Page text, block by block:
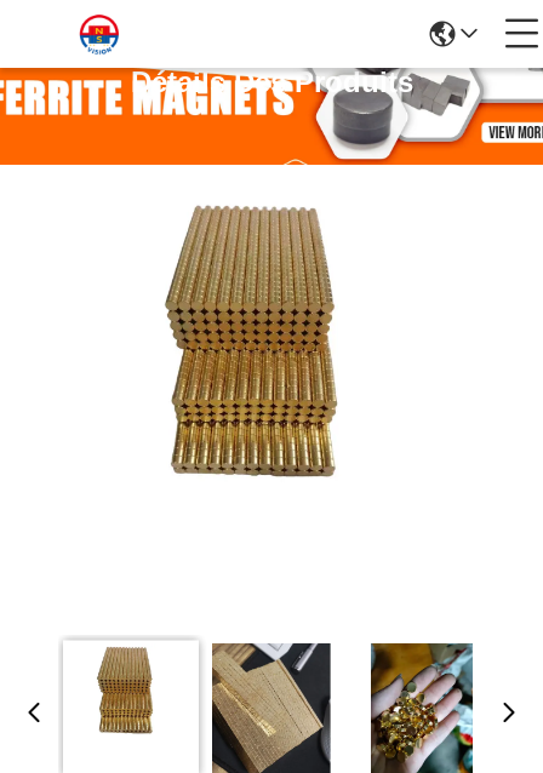
Détails Des Produits